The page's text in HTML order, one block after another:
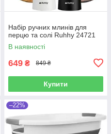
Набір ручних млинів для
перцю та солі Ruhhy 24721
В наявності
649 ₴ 849 ₴
Купити
–22%